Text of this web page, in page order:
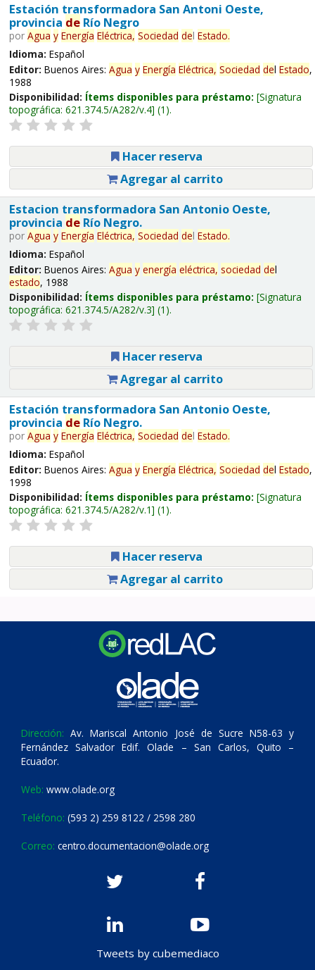
Estación transformadora San Antoni Oeste,
provincia deRío Negro
por Agua y Energía Eléctrica, Sociedad del Estado.
Idioma: Español
Editor: Buenos Aires: Agua y Energía Eléctrica, Sociedad del Estado,
1988
Disponibilidad: Ítems disponibles para préstamo: Signatura
topográfica: 621.374.5/A282/v.4 (1).
Hacer reserva
Agregar al carrito
Estacion transformadora San Antonio Oeste,
provincia deRío Negro.
por Agua y Energía Eléctrica, Sociedad del Estado.
Idioma: Español
Editor: Buenos Aires: Agua y energía eléctrica, sociedad del
estado, 1988
Disponibilidad: Ítems disponibles para préstamo: Signatura
topográfica: 621.374.5/A282/v.3 (1).
Hacer reserva
Agregar al carrito
Estación transformadora San Antonio Oeste,
provincia deRío Negro.
por Agua y Energía Eléctrica, Sociedad del Estado.
Idioma: Español
Editor: Buenos Aires: Agua y Energía Eléctrica, Sociedad del Estado,
1998
Disponibilidad: Ítems disponibles para préstamo: Signatura
topográfica: 621.374.5/A282/v.1 (1).
Hacer reserva
Agregar al carrito
Dirección: Av. Mariscal Antonio José de Sucre N58-63 y
Fernández Salvador Edif. Olade – San Carlos, Quito –
Ecuador.
Web: www.olade.org
Teléfono: (593 2) 259 8122 / 2598 280
Correo: centro.documentacion@olade.org
Tweets by cubemediaco